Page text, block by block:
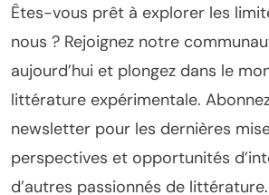
Êtes-vous prêt à explorer les
nous ? Rejoignez notre
aujourd’hui et plongez dans le
littérature expérimentale.
newsletter pour les dernières
perspectives et opportunités
d’autres passionnés de littérature.